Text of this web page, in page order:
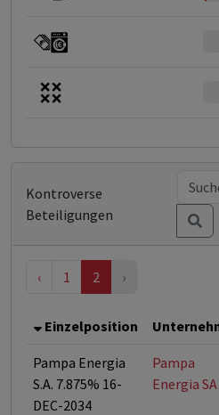
Kontroverse
Beteiligungen
‹ 1 2 ›
Einzelposition
Pampa Energia
S.A. 7.875% 16-
DEC-2034
Pampa
Energia SA